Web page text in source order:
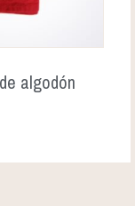
algodón